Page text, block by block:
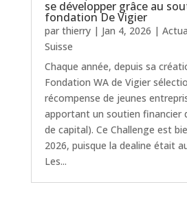
se développer grâce au
fondation De Vigier
par thierry| Jan 4, 2026 |
Suisse
Chaque année, depuis sa
Fondation WA de Vigier
récompense de jeunes
apportant un soutien financier
de capital). Ce Challenge est
2026, puisque la dealine était
Les...